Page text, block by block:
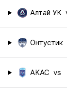
Алтай УК
Онтустик
АКАС vs